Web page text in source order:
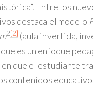
Entre los
destaca el modelo
2[2] (aula invertida,
es un enfoque
que el estudiante
contenidos